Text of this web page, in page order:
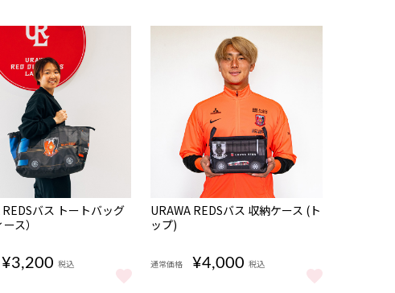
っと見る
REDSバス トートバッグ
ス）
¥3,200 税込
REDSバス トートバッグ（レディース） をもっと見る
URAWA REDSバス 収納ケース (ト
ップ)
通常価格 ¥4,000 税込
URAWA REDSバス 収納ケース (トップ) をもっ